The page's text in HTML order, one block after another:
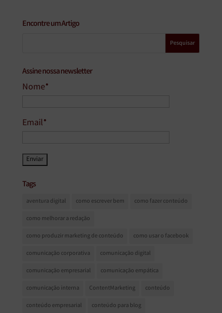
Encontre um Artigo
Assine nossa newsletter
Nome*
Email*
Tags
aventura digital como escrever bem como fazer conteúdo
como melhorar a redação
como produzir marketing de conteúdo como usar o facebook
comunicação corporativa comunicação digital
comunicação empresarial comunicação empática
comunicação interna ContentMarketing conteúdo
conteúdo empresarial conteúdo para blog